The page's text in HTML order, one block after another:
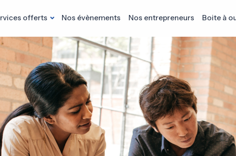
offerts Nos évènements Nos entrepreneurs Boite à